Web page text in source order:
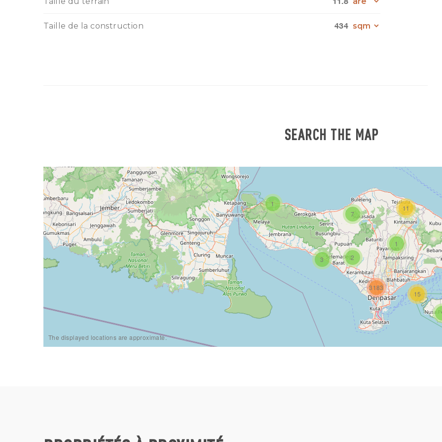
Taille de la construction 434
SEARCH THE MAP
1
1
3
7
2
15
11
3183
The displayed locations are approximate.